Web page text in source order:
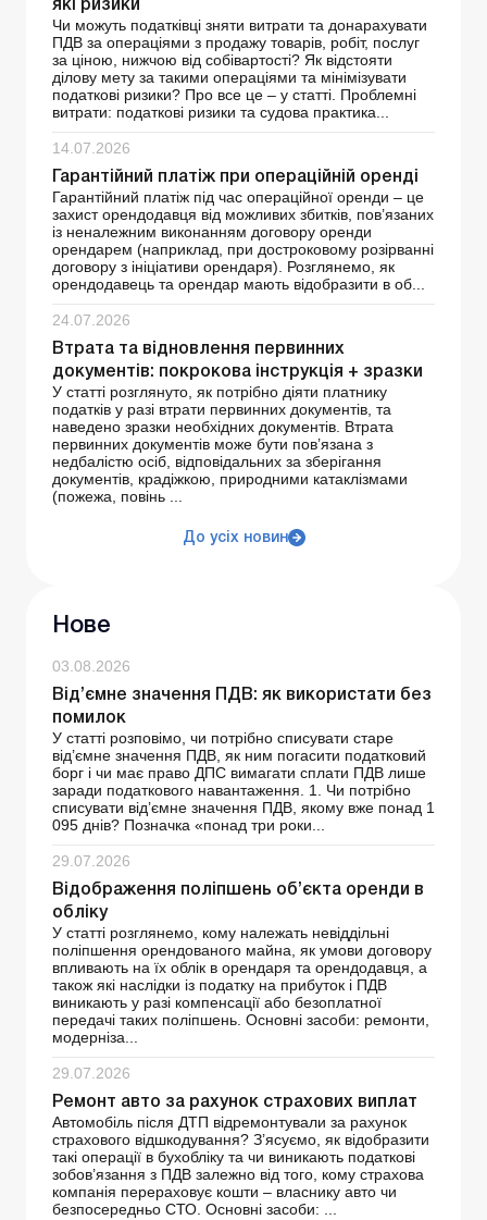
які ризики
Чи можуть податківці зняти витрати та донарахувати
ПДВ за операціями з продажу товарів, робіт, послуг
за ціною, нижчою від собівартості? Як відстояти
ділову мету за такими операціями та мінімізувати
податкові ризики? Про все це – у статті. Проблемні
витрати: податкові ризики та судова практика...
14.07.2026
Гарантійний платіж при операційній оренді
Гарантійний платіж під час операційної оренди – це
захист орендодавця від можливих збитків, пов’язаних
із неналежним виконанням договору оренди
орендарем (наприклад, при достроковому розірванні
договору з ініціативи орендаря). Розглянемо, як
орендодавець та орендар мають відобразити в об...
24.07.2026
Втрата та відновлення первинних
документів: покрокова інструкція + зразки
У статті розглянуто, як потрібно діяти платнику
податків у разі втрати первинних документів, та
наведено зразки необхідних документів. Втрата
первинних документів може бути пов’язана з
недбалістю осіб, відповідальних за зберігання
документів, крадіжкою, природними катаклізмами
(пожежа, повінь ...
До усіх новин
Нове
03.08.2026
Від’ємне значення ПДВ: як використати без
помилок
У статті розповімо, чи потрібно списувати старе
від’ємне значення ПДВ, як ним погасити податковий
борг і чи має право ДПС вимагати сплати ПДВ лише
заради податкового навантаження. 1. Чи потрібно
списувати від’ємне значення ПДВ, якому вже понад 1
095 днів? Позначка «понад три роки...
29.07.2026
Відображення поліпшень об’єкта оренди в
обліку
У статті розглянемо, кому належать невіддільні
поліпшення орендованого майна, як умови договору
впливають на їх облік в орендаря та орендодавця, а
також які наслідки із податку на прибуток і ПДВ
виникають у разі компенсації або безоплатної
передачі таких поліпшень. Основні засоби: ремонти,
модерніза...
29.07.2026
Ремонт авто за рахунок страхових виплат
Автомобіль після ДТП відремонтували за рахунок
страхового відшкодування? З’ясуємо, як відобразити
такі операції в бухобліку та чи виникають податкові
зобов’язання з ПДВ залежно від того, кому страхова
компанія перераховує кошти – власнику авто чи
безпосередньо СТО. Основні засоби: ...